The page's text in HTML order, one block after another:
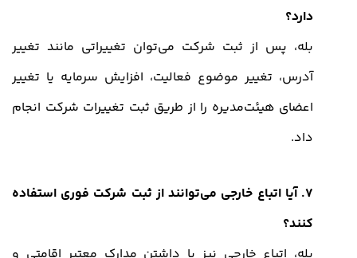
دارد؟
بله، پس از ثبت شرکت می‌توان تغییراتی مانند تغییر
آدرس، تغییر موضوع فعالیت، افزایش سرمایه یا تغییر
اعضای هیئت‌مدیره را از طریق ثبت تغییرات شرکت انجام
داد.
7. آیا اتباع خارجی می‌توانند از ثبت شرکت فوری استفاده
کنند؟